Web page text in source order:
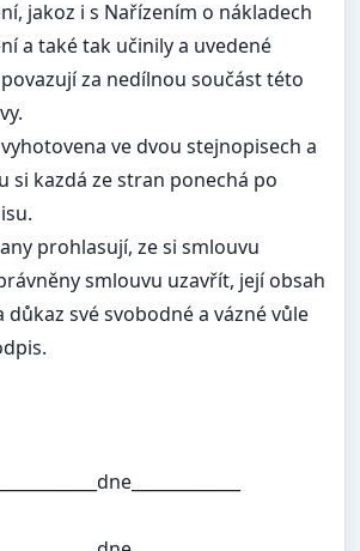
jakoz i s Nařízením o nákladech
a také tak učinily a uvedené
za nedílnou součást této
ve dvou stejnopisech a
si kazdá ze stran ponechá po
prohlasují, ze si smlouvu
smlouvu uzavřít, její obsah
důkaz své svobodné a vázné vůle